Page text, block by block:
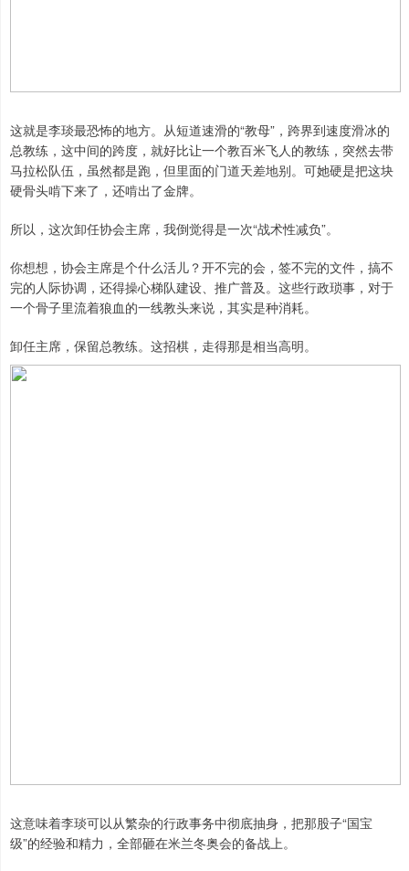
这就是李琰最恐怖的地方。从短道速滑的“教母”，跨界到速度滑冰的
总教练，这中间的跨度，就好比让一个教百米飞人的教练，突然去带
马拉松队伍，虽然都是跑，但里面的门道天差地别。可她硬是把这块
硬骨头啃下来了，还啃出了金牌。
所以，这次卸任协会主席，我倒觉得是一次“战术性减负”。
你想想，协会主席是个什么活儿？开不完的会，签不完的文件，搞不
完的人际协调，还得操心梯队建设、推广普及。这些行政琐事，对于
一个骨子里流着狼血的一线教头来说，其实是种消耗。
卸任主席，保留总教练。这招棋，走得那是相当高明。
这意味着李琰可以从繁杂的行政事务中彻底抽身，把那股子“国宝
级”的经验和精力，全部砸在米兰冬奥会的备战上。